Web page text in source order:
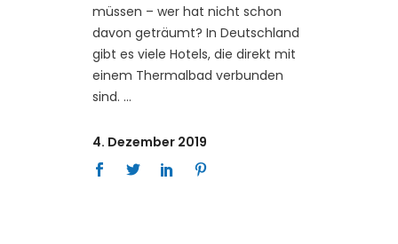
müssen – wer hat nicht schon
davon geträumt? In Deutschland
gibt es viele Hotels, die direkt mit
einem Thermalbad verbunden
sind.
4. Dezember 2019